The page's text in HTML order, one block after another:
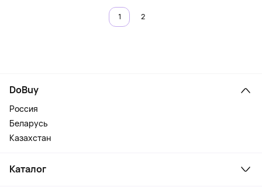
1 2
DoBuy
Россия
Беларусь
Казахстан
Каталог